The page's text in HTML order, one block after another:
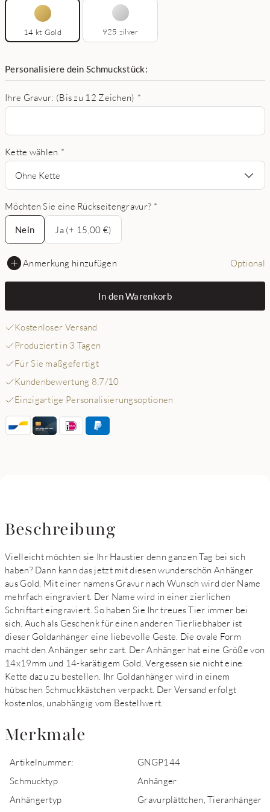
14 kt Gold 925 zilver
Personalisiere dein Schmuckstück:
Ihre Gravur: (Bis zu 12 Zeichen) *
Kette wählen *
Ohne Kette
Möchten Sie eine Rückseitengravur? *
Nein
Nein
Ja (+ 15,00 €)
Anmerkung hinzufügen Optional
In den Warenkorb
Kostenloser Versand
Produziert in 3 Tagen
Für Sie maßgefertigt
Kundenbewertung 8,7/10
Einzigartige Personalisierungsoptionen
Beschreibung
Vielleicht möchten sie Ihr Haustier denn ganzen Tag bei sich
haben? Dann kann das jetzt mit diesen wunderschön Anhänger
aus Gold. Mit einer namens Gravur nach Wunsch wird der Name
mehrfach eingraviert. Der Name wird in einer zierlichen
Schriftart eingraviert. So haben Sie Ihr treues Tier immer bei
sich. Auch als Geschenk für einen anderen Tierliebhaber ist
dieser Goldanhänger eine liebevolle Geste. Die ovale Form
macht den Anhänger sehr zart. Der Anhänger hat eine Größe von
14x19mm und 14-karätigem Gold. Vergessen sie nicht eine
Kette dazu zu bestellen. Ihr Goldanhänger wird in einem
hübschen Schmuckkästchen verpackt. Der Versand erfolgt
kostenlos, unabhängig vom Bestellwert.
Merkmale
Artikelnummer:
GNGP144
Schmucktyp
Anhänger
Anhängertyp
Gravurplättchen, Tieranhänger